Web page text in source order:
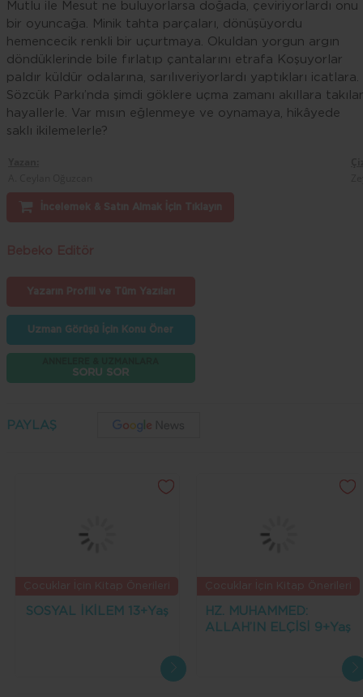
Mutlu ile Mesut ne buluyorlarsa doğada, çeviriyorlardı onu
bir oyuncağa. Minik tahta parçaları, dönüşüyordu
hemencecik renkli bir uçurtmaya. Okuldan yorgun argın
döndüklerinde bile fırlatıp çantalarını etrafa Koşuyorlar
paldır küldür odalarına, sarılıveriyorlardı yaptıkları icatlara.
Sözcük Parkı’nda şimdi göklere uçma zamanı akıllara
hayallerle. Var mısın eğlenmeye ve oynamaya, hikâyede
saklı ikilemelerle?
Uzman Görüşü İçin Konu Öner
SORU SOR
PAYLAŞ
SOSYAL İKİLEM 13+Yaş
HZ. MUHAMMED:
ALLAH’IN ELÇİSİ 9+Yaş